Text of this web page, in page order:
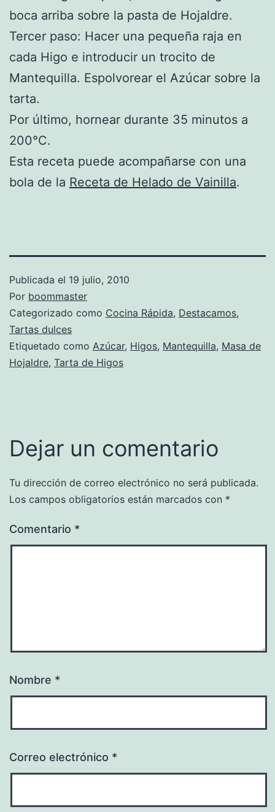
boca arriba sobre la pasta de Hojaldre.
Tercer paso: Hacer una pequeña raja en
cada Higo e introducir un trocito de
Mantequilla. Espolvorear el Azúcar sobre la
tarta.
Por último, hornear durante 35 minutos a
200°C.
Esta receta puede acompañarse con una
bola de la Receta de Helado de Vainilla.
Publicada el 19 julio, 2010
Por boommaster
Categorizado como Cocina Rápida, Destacamos,
Tartas dulces
Etiquetado como Azúcar, Higos, Mantequilla, Masa de
Hojaldre, Tarta de Higos
Dejar un comentario
Tu dirección de correo electrónico no será publicada.
Los campos obligatorios están marcados con *
Comentario *
Nombre *
Correo electrónico *